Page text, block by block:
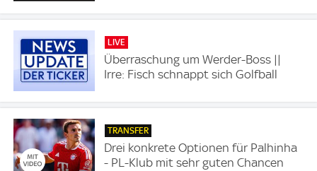
LIVE
Überraschung um Werder-Boss ||
Irre: Fisch schnappt sich Golfball
TRANSFER
Drei konkrete Optionen für Palhinha
- PL-Klub mit sehr guten Chancen